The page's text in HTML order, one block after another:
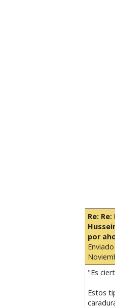
Re:
por
"Es
Estos